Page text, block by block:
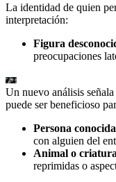
La identidad de quien
interpretación:
Figura
preocupaciones
Un nuevo análisis
puede ser beneficioso
Persona
con alguien del
Animal o
reprimidas o